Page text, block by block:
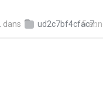
dans ud2c7bf4cfac7c5128979540d24f43247
5